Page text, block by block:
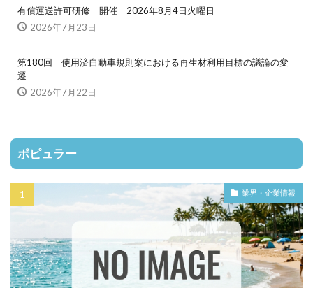
有償運送許可研修 開催 2026年8月4日火曜日
2026年7月23日
第180回 使用済自動車規則案における再生材利用目標の議論の変
遷
2026年7月22日
ポピュラー
業界・企業情報